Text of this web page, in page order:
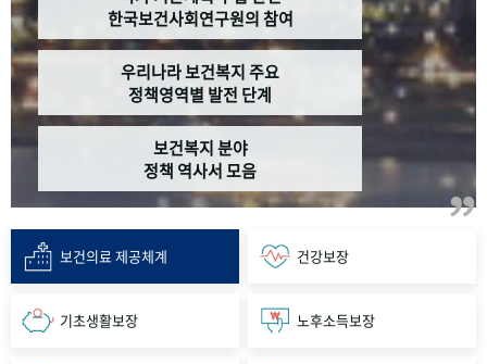
한국보건사회연구원의 참여
우리나라 보건복지 주요
정책영역별 발전 단계
보건복지 분야
정책 역사서 모음
보건의료 제공체계 건강보장
기초생활보장 노후소득보장